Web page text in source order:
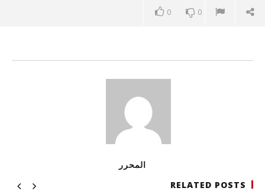
0 0
المحرر
RELATED POSTS